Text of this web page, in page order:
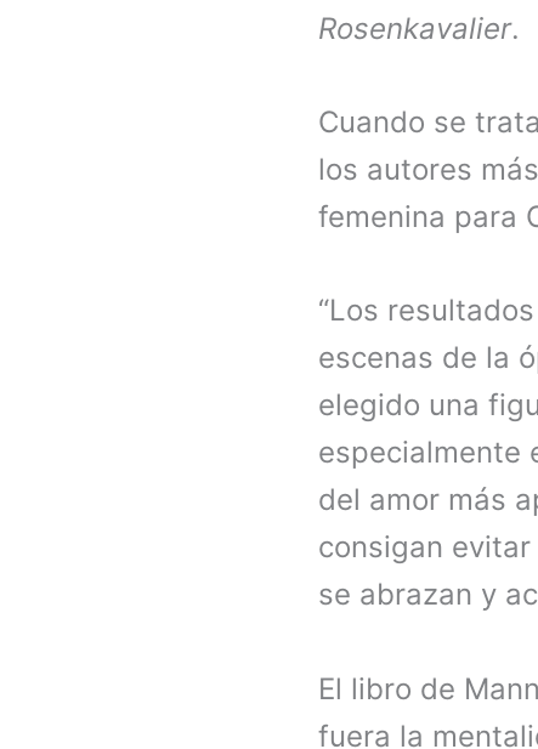
Rosenkavalier.
Cuando se
los autores
femenina para
“Los
escenas de la
elegido una
especialmente
del amor más
consigan
se abrazan y
El libro de
fuera la